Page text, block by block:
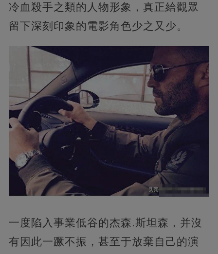
冷血殺手之類的人物形象，真正給觀眾
留下深刻印象的電影角色少之又少。
一度陷入事業低谷的杰森.斯坦森，并沒
有因此一蹶不振，甚至于放棄自己的演